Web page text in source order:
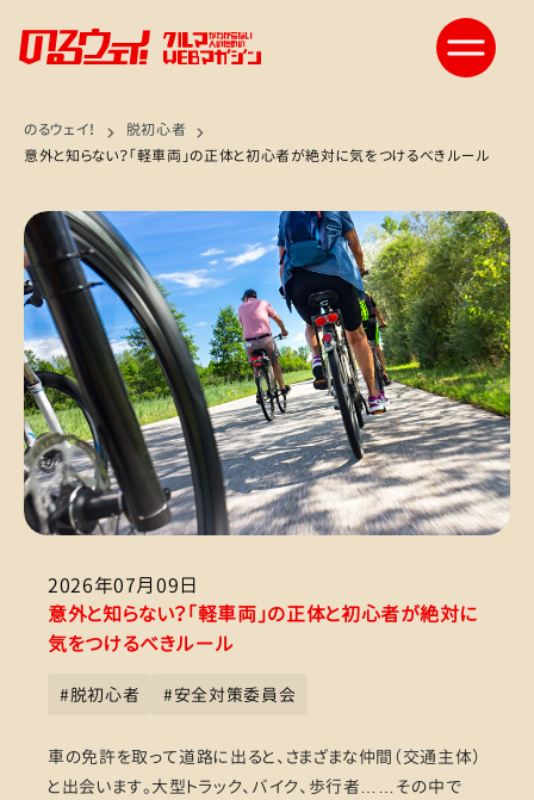
のるウェイ！
脱初心者
意外と知らない？「軽車両」の正体と初心者が絶対に気をつけるべきルール
2026年07月09日
意外と知らない？「軽車両」の正体と初心者が絶対に
気をつけるべきルール
#脱初心者 #安全対策委員会
車の免許を取って道路に出ると、さまざまな仲間（交通主体）
と出会います。大型トラック、バイク、歩行者……その中で